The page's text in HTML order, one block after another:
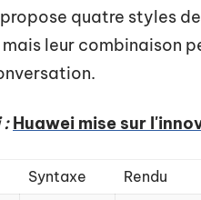
quatre styles
leur combinaison
: Huawei mise sur
Syntaxe Rendu